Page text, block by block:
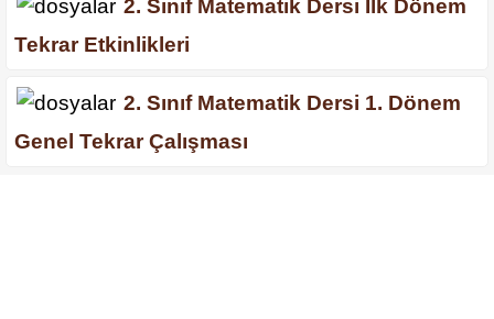
2. Sınıf Matematik Dersi İlk Dönem
Tekrar Etkinlikleri
2. Sınıf Matematik Dersi 1. Dönem
Genel Tekrar Çalışması